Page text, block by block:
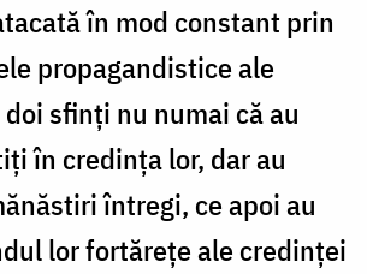
în mod constant prin
propagandistice ale
sfinți nu numai că au
în credința lor, dar au
întregi, ce apoi au
lor fortărețe ale credinței